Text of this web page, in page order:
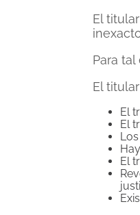
El
Para
El
El
El
El